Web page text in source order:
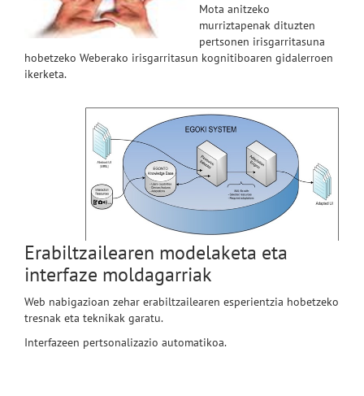
Mota anitzeko
murriztapenak dituzten
pertsonen irisgarritasuna
hobetzeko Weberako irisgarritasun kognitiboaren gidalerroen
ikerketa.
Erabiltzailearen modelaketa eta
interfaze moldagarriak
Web nabigazioan zehar erabiltzailearen esperientzia hobetzeko
tresnak eta teknikak garatu.
Interfazeen pertsonalizazio automatikoa.